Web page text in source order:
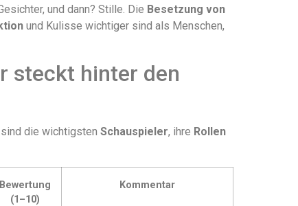
und dann? Stille. Die Besetzung von
und Kulisse wichtiger sind als Menschen,
steckt hinter den
die wichtigsten Schauspieler, ihre Rollen
Bewertung
(1–10)
Kommentar